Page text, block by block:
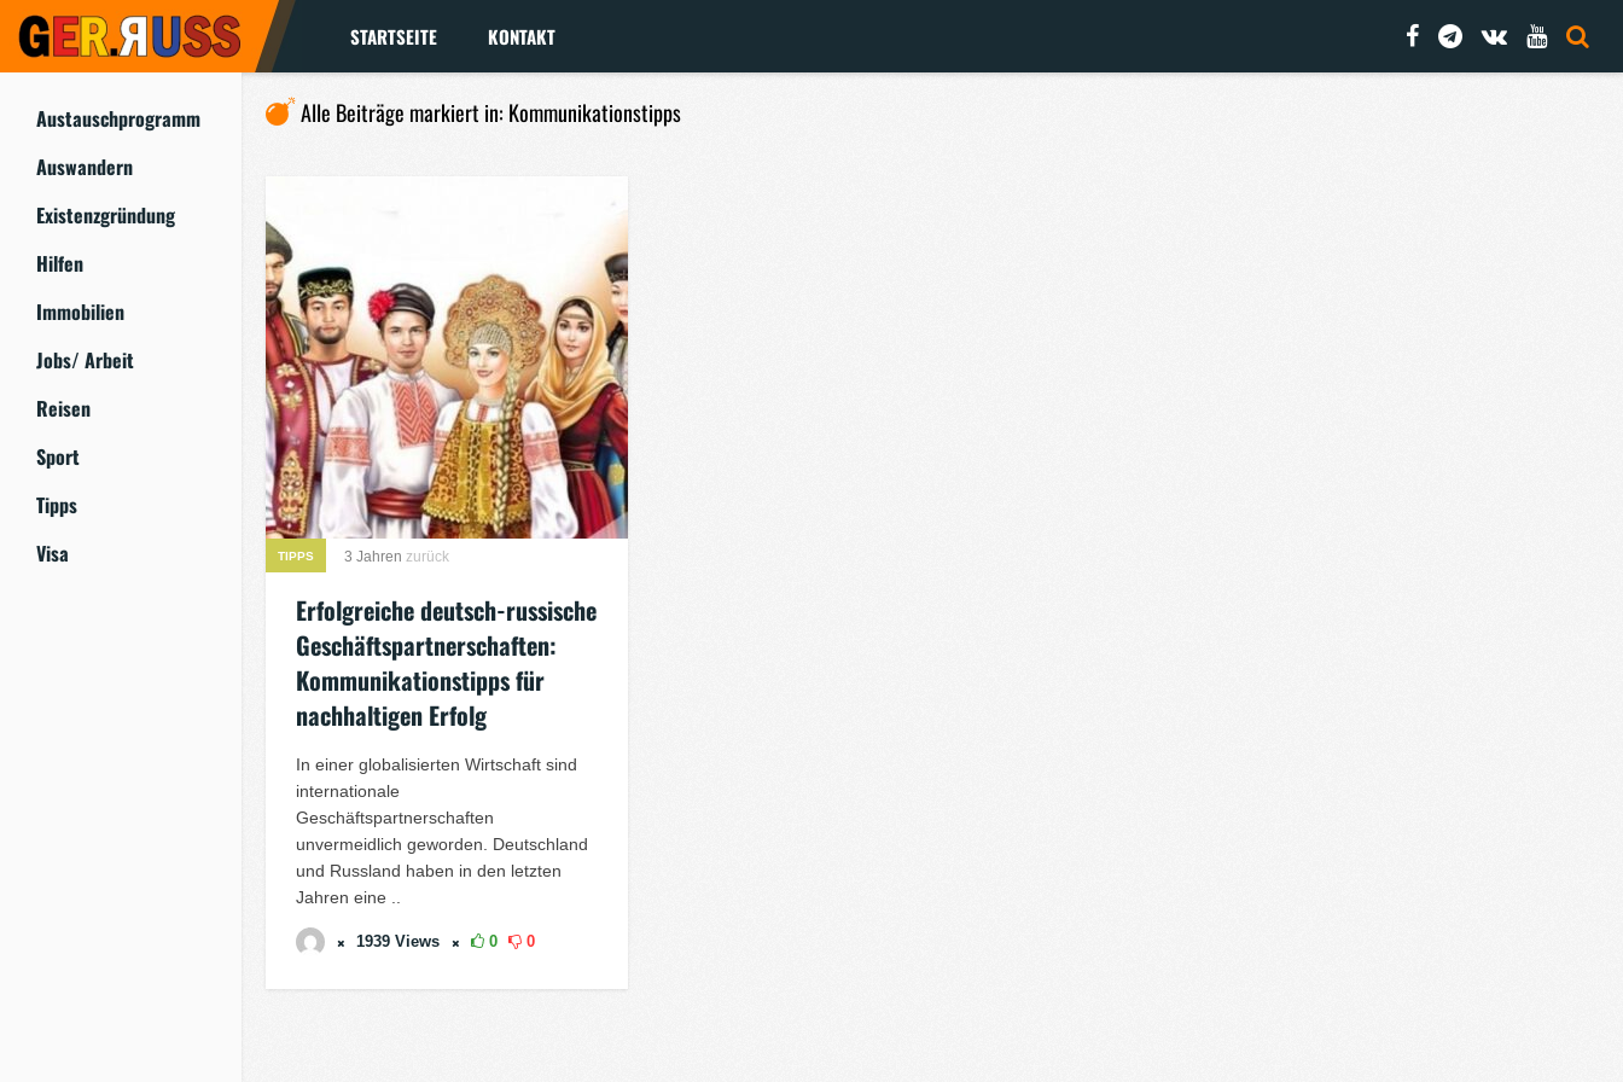
STARTSEITE KONTAKT
Austauschprogramm
Auswandern
Existenzgründung
Hilfen
Immobilien
Jobs/ Arbeit
Reisen
Sport
Tipps
Visa
Alle Beiträge markiert in: Kommunikationstipps
TIPPS 3 Jahren zurück
Erfolgreiche deutsch-russische
Geschäftspartnerschaften:
Kommunikationstipps für
nachhaltigen Erfolg
In einer globalisierten Wirtschaft sind
internationale
Geschäftspartnerschaften
unvermeidlich geworden. Deutschland
und Russland haben in den letzten
Jahren eine ..
1939 Views 0 0